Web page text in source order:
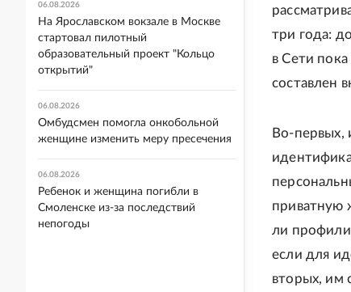
три года:
в Сети
составлен
Во-первых,
приватную
ли профили
если для
вторых, им
06.08.2026
На Ярославском вокзале в Москве
стартовал пилотный
образовательный проект "Кольцо
открытий"
06.08.2026
Омбудсмен помогла онкобольной
женщине изменить меру пресечения
06.08.2026
Ребенок и женщина погибли в
Смоленске из-за последствий
непогоды